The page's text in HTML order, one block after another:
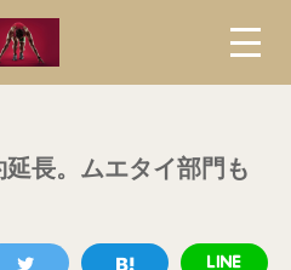
長。ムエタイ部門も